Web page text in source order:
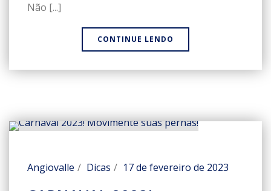
Não [...]
CONTINUE LENDO
Angiovalle Dicas 17 de fevereiro de 2023